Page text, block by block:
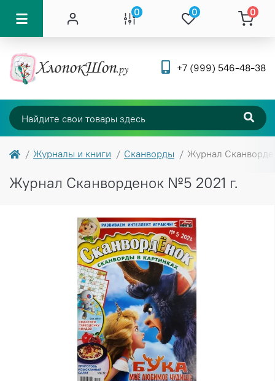
0 0 0
+7 (999) 546-48-38
Журналы и книги Сканворды Журнал
Журнал Сканворденок №5 2021 г.